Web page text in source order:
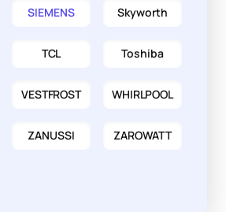
SIEMENS Skyworth
TCL Toshiba
VESTFROST WHIRLPOOL
ZANUSSI ZAROWATT